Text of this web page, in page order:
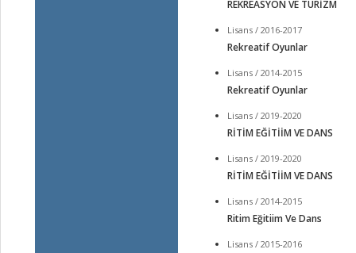
REKREASYON VE TURİZM
Lisans / 2016-2017
Rekreatif Oyunlar
Lisans / 2014-2015
Rekreatif Oyunlar
Lisans / 2019-2020
RİTİM EĞİTİİM VE DANS
Lisans / 2019-2020
RİTİM EĞİTİİM VE DANS
Lisans / 2014-2015
Ritim Eğitiim Ve Dans
Lisans / 2015-2016